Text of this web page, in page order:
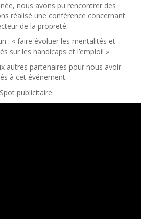
nous avons pu rencontrer des
réalisé une conférence concernant
de la propreté.
: « faire évoluer les mentalités et
sur les handicaps et l’emploi! »
autres partenaires pour nous avoir
à cet événement.
Spot publicitaire: